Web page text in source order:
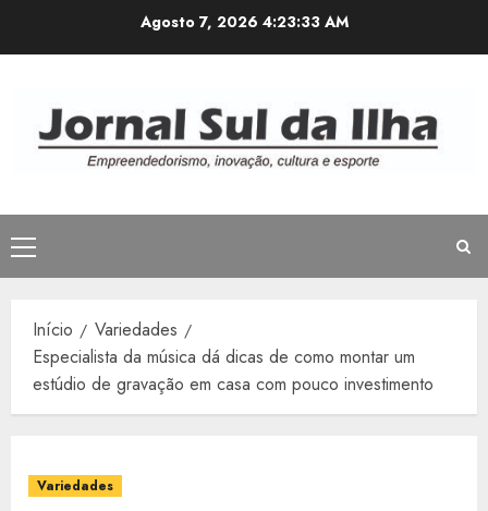
Agosto 7, 2026 4:23:34 AM
Menu
principal
Início
Variedades
Especialista da música dá dicas de como montar um
estúdio de gravação em casa com pouco investimento
Variedades